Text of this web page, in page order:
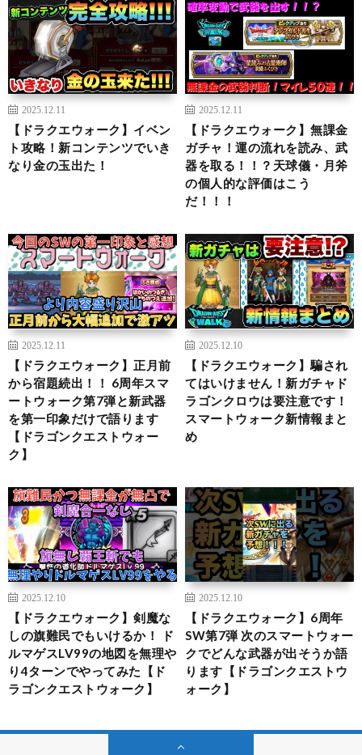
2025.12.11
【ドラクエウォーク】イベン
ト攻略！新コンテンツでいき
なり金の玉出た！
2025.12.11
【ドラクエウォーク】無課金
ガチャ！運の流れを読み、武
器を取る！！？天球儀・月斧
の個人的な評価はこう
だ！！！
2025.12.11
【ドラクエウォーク】正月前
から宿題続出！！ 6周年スマ
ートウォーク第7弾と新武器
を第一印象だけで語ります
【ドラゴンクエストウォー
ク】
2025.12.10
【ドラクエウォーク】騙され
てはいけません！新ガチャド
ラゴンクロウは要注意です！
スマートウォーク新情報まと
め
2025.12.10
【ドラクエウォーク】剣魔な
しの旗難民でもいけるか！ ド
ルマゲスLV99の地図を無理や
り4ターンでやってみた【ド
ラゴンクエストウォーク】
2025.12.10
【ドラクエウォーク】6周年
SW第7弾 次のスマートウォー
クでどんな武器が出そうか語
ります【ドラゴンクエストウ
ォーク】